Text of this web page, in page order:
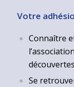
Votre
Connaître
Se